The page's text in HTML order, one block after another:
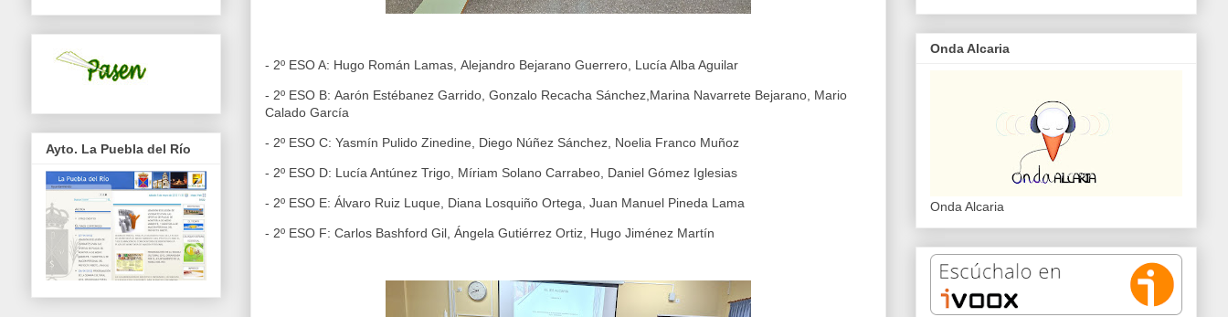
- 2º ESO A: Hugo Román Lamas, Alejandro Bejarano Guerrero, Lucía Alba Aguilar
- 2º ESO B: Aarón Estébanez Garrido, Gonzalo Recacha Sánchez, Marina Navarrete Bejarano, Mario
Calado García
- 2º ESO C: Yasmín Pulido Zinedine, Diego Núñez Sánchez, Noelia Franco Muñoz
- 2º ESO D: Lucía Antúnez Trigo, Míriam Solano Carrabeo, Daniel Gómez Iglesias
- 2º ESO E: Álvaro Ruiz Luque, Diana Losquiño Ortega, Juan Manuel Pineda Lama
- 2º ESO F: Carlos Bashford Gil, Ángela Gutiérrez Ortiz, Hugo Jiménez Martín
Ayto. La Puebla del Río
Onda Alcaria
Onda Alcaria